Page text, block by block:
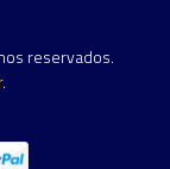
reservados.
.